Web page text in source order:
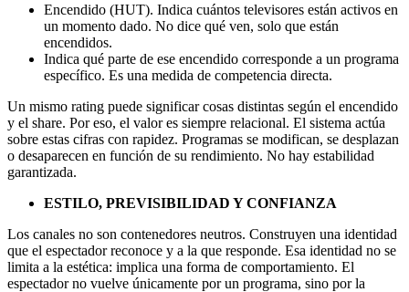
Encendido (HUT). Indica cuántos televisores están activos en
un momento dado. No dice qué ven, solo que están
encendidos.
Indica qué parte de ese encendido corresponde a un programa
específico. Es una medida de competencia directa.
Un mismo rating puede significar cosas distintas según el encendido
y el share. Por eso, el valor es siempre relacional. El sistema actúa
sobre estas cifras con rapidez. Programas se modifican, se desplazan
o desaparecen en función de su rendimiento. No hay estabilidad
garantizada.
ESTILO, PREVISIBILIDAD Y CONFIANZA
Los canales no son contenedores neutros. Construyen una identidad
que el espectador reconoce y a la que responde. Esa identidad no se
limita a la estética: implica una forma de comportamiento. El
espectador no vuelve únicamente por un programa, sino por la